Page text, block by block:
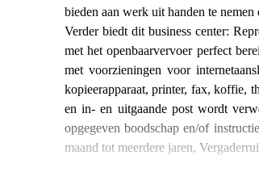
bieden aan werk uit handen te
Verder biedt dit business center:
met het openbaarvervoer perfect
met voorzieningen voor
kopieerapparaat, printer, fax, koffie,
en in- en uitgaande post wordt
opgegeven boodschap en/of
maand tot meerdere jaren,